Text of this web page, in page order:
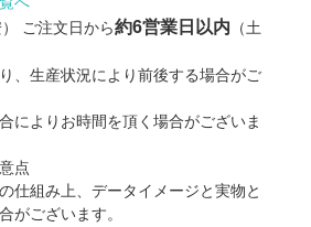
ご注文日から約6営業日以内 （土
、生産状況により前後する場合がご
によりお時間を頂く場合がございま
点
仕組み上、データイメージと実物と
がございます。